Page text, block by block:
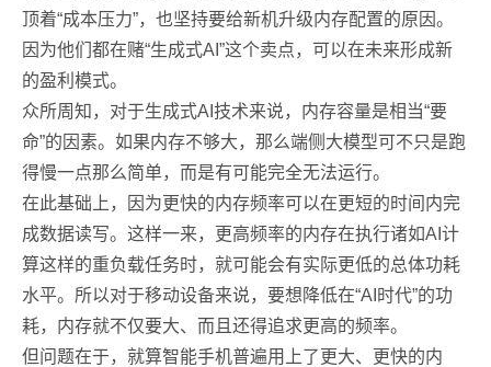
顶着“成本压力”，也坚持要给新机升级内存配置的原因。
因为他们都在赌“生成式AI”这个卖点，可以在未来形成新
的盈利模式。
众所周知，对于生成式AI技术来说，内存容量是相当“要
命”的因素。如果内存不够大，那么端侧大模型可不只是跑
得慢一点那么简单，而是有可能完全无法运行。
在此基础上，因为更快的内存频率可以在更短的时间内完
成数据读写。这样一来，更高频率的内存在执行诸如AI计
算这样的重负载任务时，就可能会有实际更低的总体功耗
水平。所以对于移动设备来说，要想降低在“AI时代”的功
耗，内存就不仅要大、而且还得追求更高的频率。
但问题在于，就算智能手机普遍用上了更大、更快的内